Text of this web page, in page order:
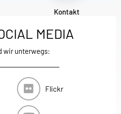
Kontakt
MEDIA
wir unterwegs:
Flickr